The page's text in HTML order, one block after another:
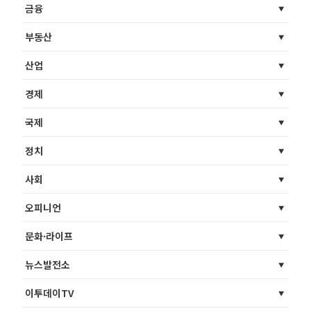
금융
부동산
산업
경제
국제
정치
사회
오피니언
문화·라이프
뉴스발전소
이투데이TV